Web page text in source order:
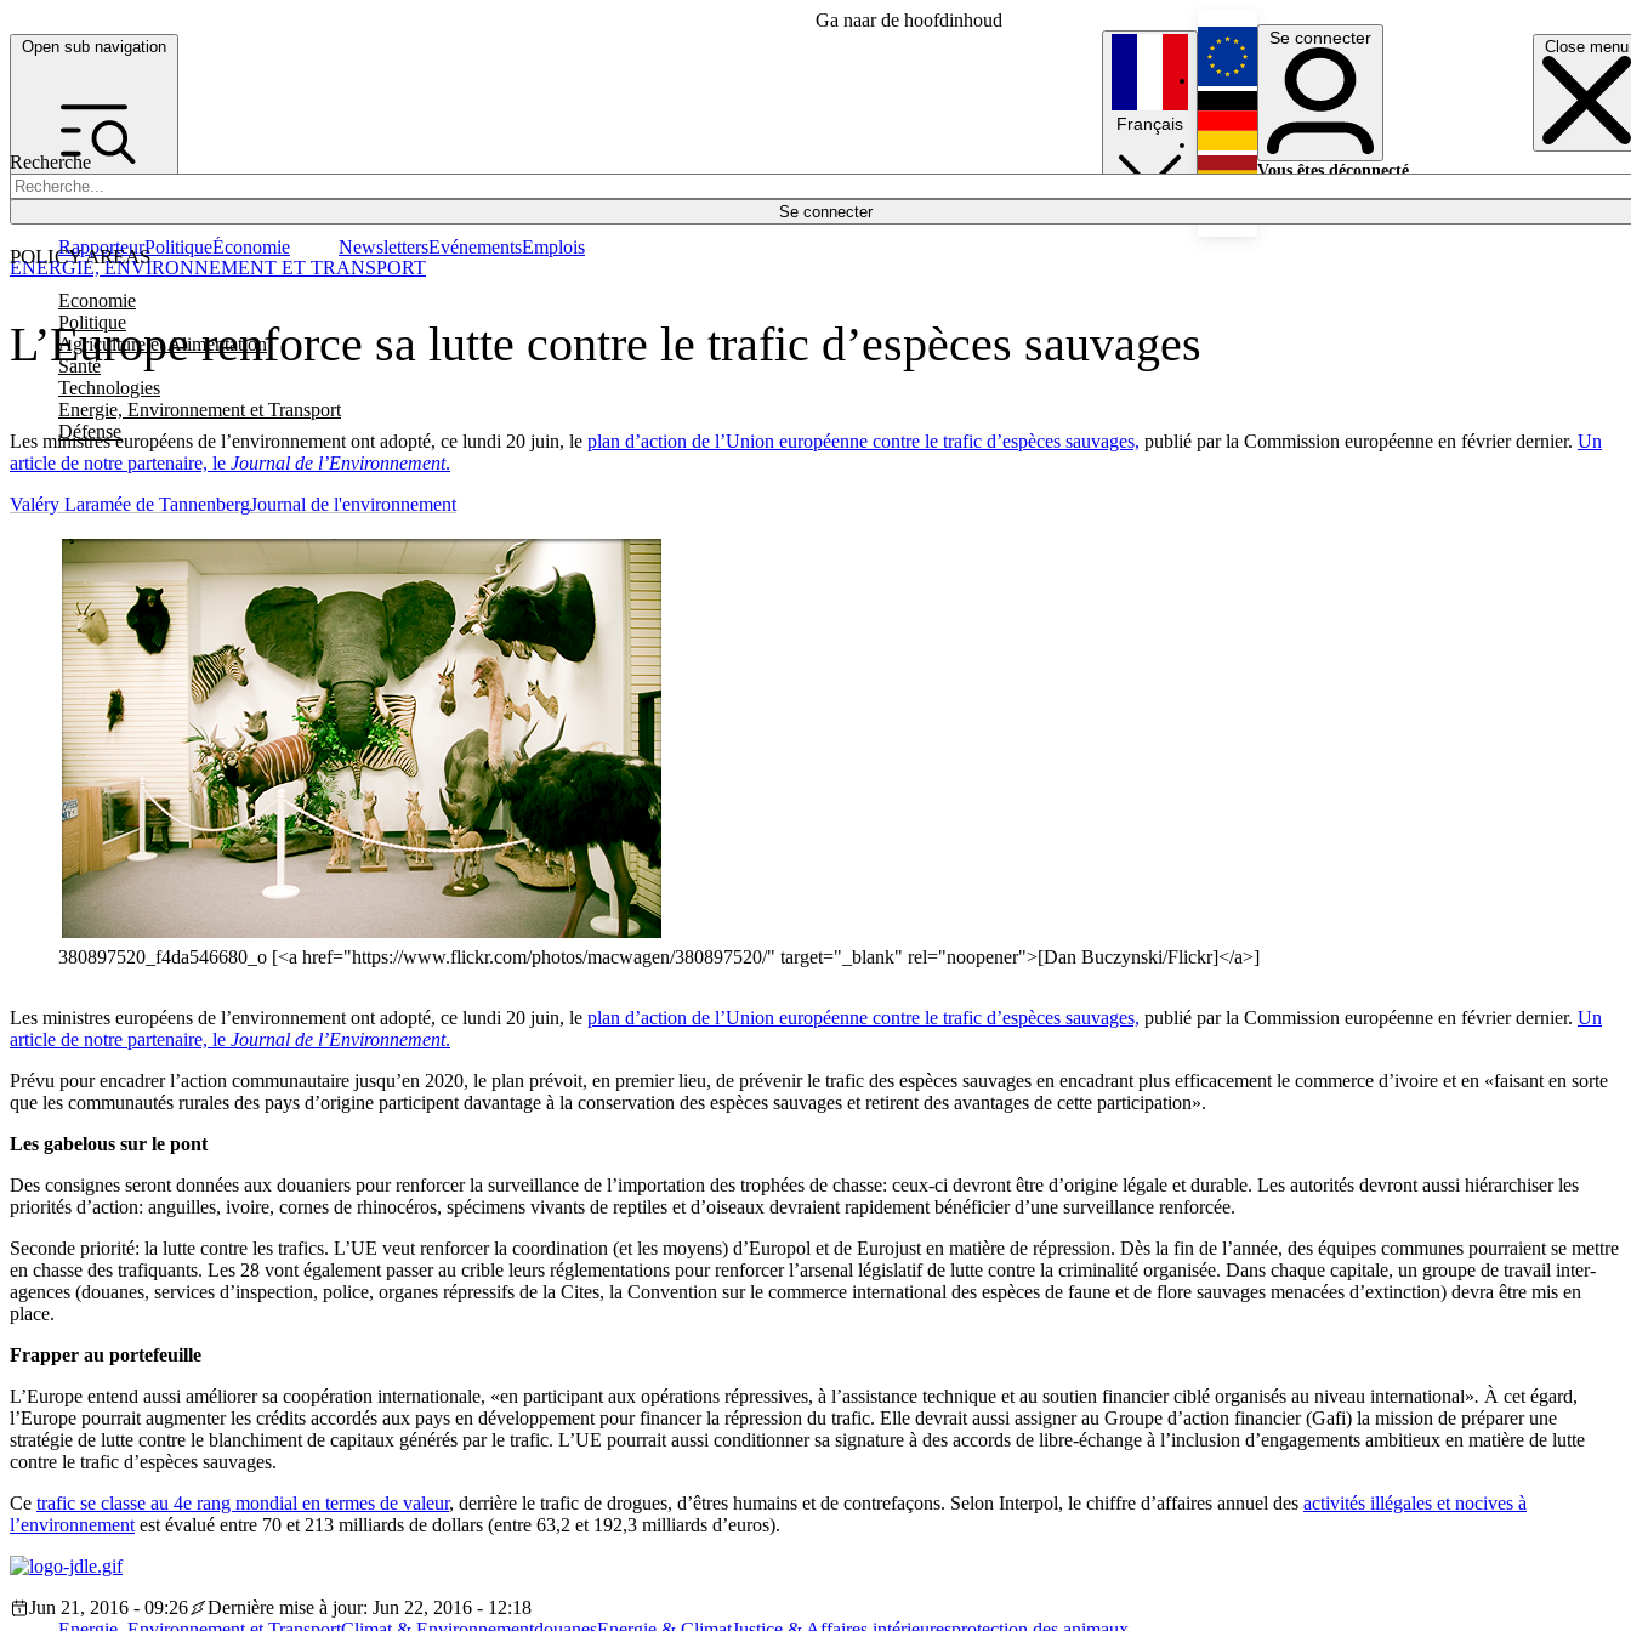
Ga naar de hoofdinhoud
Open sub navigation Close menu
Recherche
Se connecter
POLICY AREAS
Economie
Politique
Agriculture et Alimentation
Santé
Technologies
Energie, Environnement et Transport
Défense
RapporteurPolitiqueÉconomie NewslettersEvénementsEmplois
Français
English
Deutsch
Se connecter
Vous êtes déconnecté.
L’Europe renforce sa lutte contre le trafic d’espèces sauvages
Les ministres européens de l’environnement ont adopté, ce lundi 20 juin, le plan d’action de l’Union européenne contre le trafic d’espèces sauvages, publié par la Commission européenne en février dernier. Un
article de notre partenaire, le Journal de l’Environnement.
ENERGIE, ENVIRONNEMENT ET TRANSPORT
Valéry Laramée de TannenbergJournal de l'environnement
380897520_f4da546680_o [<a href="https://www.flickr.com/photos/macwagen/380897520/" target="_blank" rel="noopener">[Dan Buczynski/Flickr]</a>]
Les ministres européens de l’environnement ont adopté, ce lundi 20 juin, le plan d’action de l’Union européenne contre le trafic d’espèces sauvages, publié par la Commission européenne en février dernier. Un
article de notre partenaire, le Journal de l’Environnement.
Prévu pour encadrer l’action communautaire jusqu’en 2020, le plan prévoit, en premier lieu, de prévenir le trafic des espèces sauvages en encadrant plus efficacement le commerce d’ivoire et en «faisant en sorte
que les communautés rurales des pays d’origine participent davantage à la conservation des espèces sauvages et retirent des avantages de cette participation».
Les gabelous sur le pont
Des consignes seront données aux douaniers pour renforcer la surveillance de l’importation des trophées de chasse: ceux-ci devront être d’origine légale et durable. Les autorités devront aussi hiérarchiser les
priorités d’action: anguilles, ivoire, cornes de rhinocéros, spécimens vivants de reptiles et d’oiseaux devraient rapidement bénéficier d’une surveillance renforcée.
Seconde priorité: la lutte contre les trafics. L’UE veut renforcer la coordination (et les moyens) d’Europol et de Eurojust en matière de répression. Dès la fin de l’année, des équipes communes pourraient se mettre
en chasse des trafiquants. Les 28 vont également passer au crible leurs réglementations pour renforcer l’arsenal législatif de lutte contre la criminalité organisée. Dans chaque capitale, un groupe de travail inter-
agences (douanes, services d’inspection, police, organes répressifs de la Cites, la Convention sur le commerce international des espèces de faune et de flore sauvages menacées d’extinction) devra être mis en
place.
Frapper au portefeuille
L’Europe entend aussi améliorer sa coopération internationale, «en participant aux opérations répressives, à l’assistance technique et au soutien financier ciblé organisés au niveau international». À cet égard,
l’Europe pourrait augmenter les crédits accordés aux pays en développement pour financer la répression du trafic. Elle devrait aussi assigner au Groupe d’action financier (Gafi) la mission de préparer une
stratégie de lutte contre le blanchiment de capitaux générés par le trafic. L’UE pourrait aussi conditionner sa signature à des accords de libre-échange à l’inclusion d’engagements ambitieux en matière de lutte
contre le trafic d’espèces sauvages.
Ce trafic se classe au 4e rang mondial en termes de valeur, derrière le trafic de drogues, d’êtres humains et de contrefaçons. Selon Interpol, le chiffre d’affaires annuel des activités illégales et nocives à
l’environnement est évalué entre 70 et 213 milliards de dollars (entre 63,2 et 192,3 milliards d’euros).
Jun 21, 2016 - 09:26
Dernière mise à jour: Jun 22, 2016 - 12:18